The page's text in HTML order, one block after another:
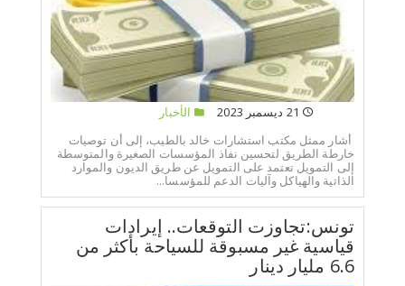
الأخبار
أشار ممثل مكتب استشارات خالد بالطيب، إلى أن توصيات
خارطة الطريق لتحسين نفاذ المؤسسات الصغيرة والمتوسطة
إلى التمويل تعتمد على التمويل عن طريق الديون والموارد
الذاتية والهياكل وآليات الدعم للمؤسسا...
تونس:تجاوزت التوقعات.. إيرادات
قياسية غير مسبوقة للسياحة بأكثر من
6.6 مليار دينار